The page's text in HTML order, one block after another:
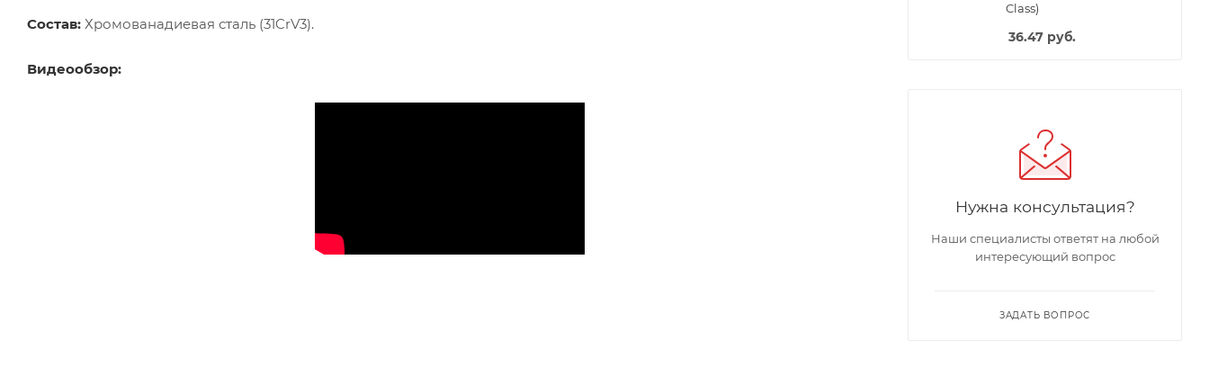
Состав: Хромованадиевая сталь (31CrV3).
Видеообзор:
Class)
36.47 руб.
Нужна консультация?
Наши специалисты ответят на любой
интересующий вопрос
ЗАДАТЬ ВОПРОС